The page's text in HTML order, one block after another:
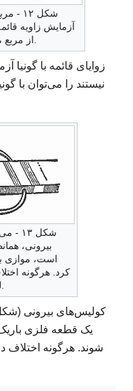
شکل
آزمایش زاویه
نیستند را می‌توان با
شکل
بیرونی،
است، موازی
کرد. هرگونه
یک قطعه فلزی
شوند. هرگونه اختلاف